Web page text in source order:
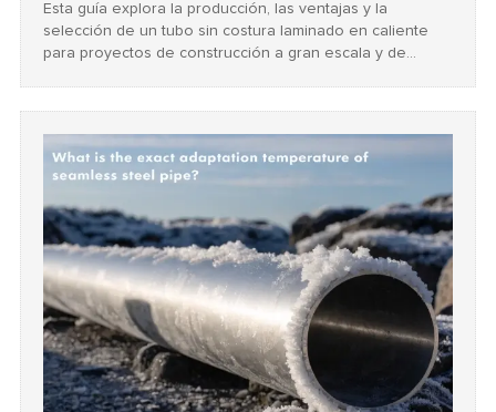
Esta guía explora la producción, las ventajas y la
selección de un tubo sin costura laminado en caliente
para proyectos de construcción a gran escala y de